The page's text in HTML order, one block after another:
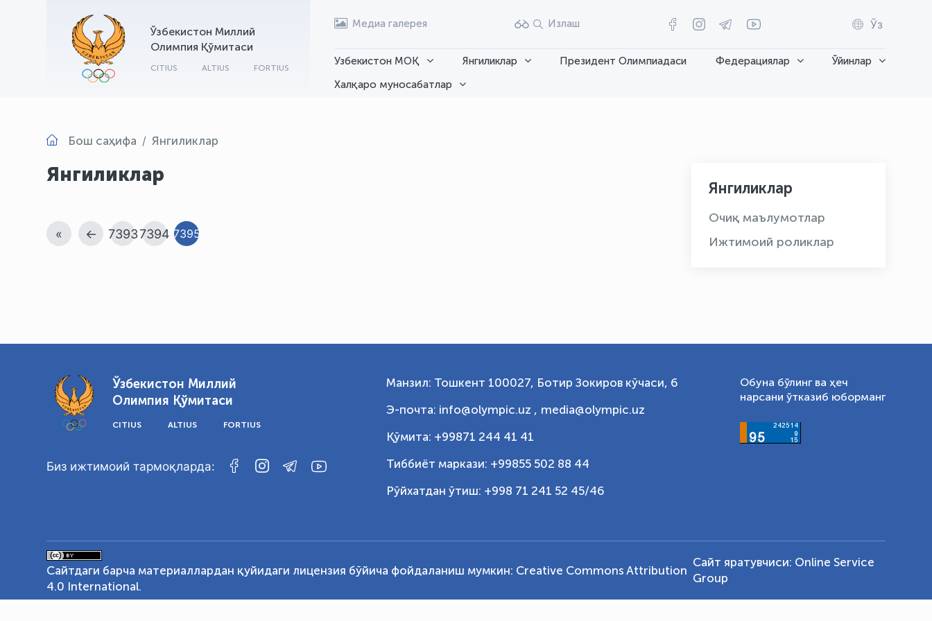
Ўзбекистон Миллий
Олимпия Қўмитаси
CITIUS ALTIUS FORTIUS
Медиа галерея Излаш Ўз
Узбекистон МОҚ Янгиликлар Президент Олимпиадаси Федерациялар
Ўйинлар
Халқаро муносабатлар
Бош саҳифа Янгиликлар
Янгиликлар
« ← 73937394 7395
Янгиликлар
Очиқ маълумотлар
Ижтимоий роликлар
Ўзбекистон Миллий
Олимпия Қўмитаси
CITIUS ALTIUS FORTIUS
Биз ижтимоий тармоқларда:
Манзил: Тошкент 100027, Ботир Зокиров кўчаси, 6
Э-почта: info@olympic.uz , media@olympic.uz
Қўмита: +99871 244 41 41
Тиббиёт маркази: +99855 502 88 44
Рўйхатдан ўтиш: +998 71 241 52 45/46
Обуна бўлинг ва ҳеч
нарсани ўтказиб юборманг
Сайтдаги барча материаллардан қуйидаги лицензия бўйича фойдаланиш мумкин: Creative Commons Attribution
4.0 International.
Сайт яратувчиси: Online Service
Group
OLYMPCHIK AI - yordamchi